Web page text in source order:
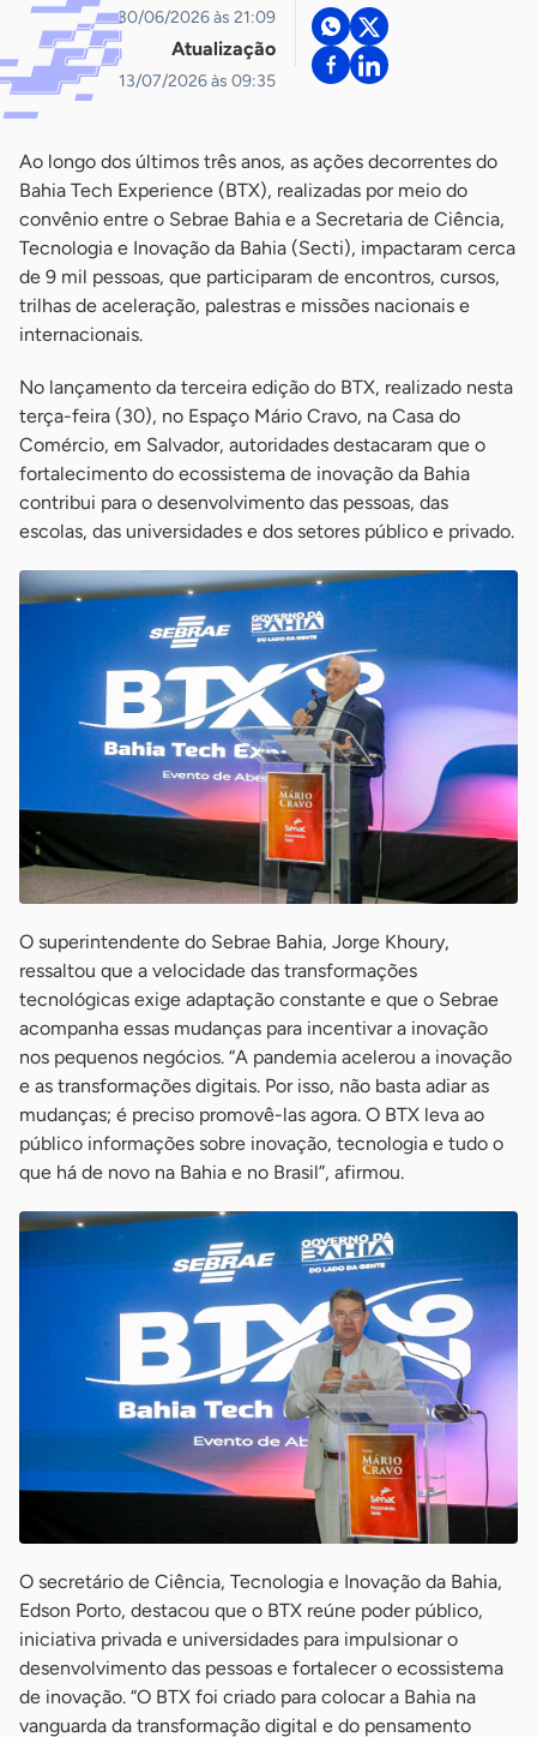
30/06/2026 às 21:09
Atualização
13/07/2026 às 09:35
Ao longo dos últimos três anos, as ações decorrentes do
Bahia Tech Experience (BTX), realizadas por meio do
convênio entre o Sebrae Bahia e a Secretaria de Ciência,
Tecnologia e Inovação da Bahia (Secti), impactaram cerca
de 9 mil pessoas, que participaram de encontros, cursos,
trilhas de aceleração, palestras e missões nacionais e
internacionais.
No lançamento da terceira edição do BTX, realizado nesta
terça-feira (30), no Espaço Mário Cravo, na Casa do
Comércio, em Salvador, autoridades destacaram que o
fortalecimento do ecossistema de inovação da Bahia
contribui para o desenvolvimento das pessoas, das
escolas, das universidades e dos setores público e privado.
O superintendente do Sebrae Bahia, Jorge Khoury,
ressaltou que a velocidade das transformações
tecnológicas exige adaptação constante e que o Sebrae
acompanha essas mudanças para incentivar a inovação
nos pequenos negócios. “A pandemia acelerou a inovação
e as transformações digitais. Por isso, não basta adiar as
mudanças; é preciso promovê-las agora. O BTX leva ao
público informações sobre inovação, tecnologia e tudo o
que há de novo na Bahia e no Brasil”, afirmou.
O secretário de Ciência, Tecnologia e Inovação da Bahia,
Edson Porto, destacou que o BTX reúne poder público,
iniciativa privada e universidades para impulsionar o
desenvolvimento das pessoas e fortalecer o ecossistema
de inovação. “O BTX foi criado para colocar a Bahia na
vanguarda da transformação digital e do pensamento